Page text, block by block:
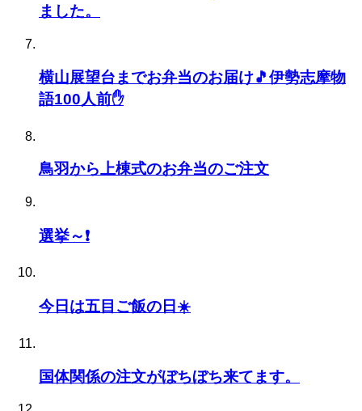
ました。
横山展望台までお弁当のお届け🎵伊勢志摩物
語100人前✋
鳥羽から上棟式のお弁当のご注文
選挙～❗
今日は五目ご飯の日☀️
国体関係の注文がぼちぼち来てます。